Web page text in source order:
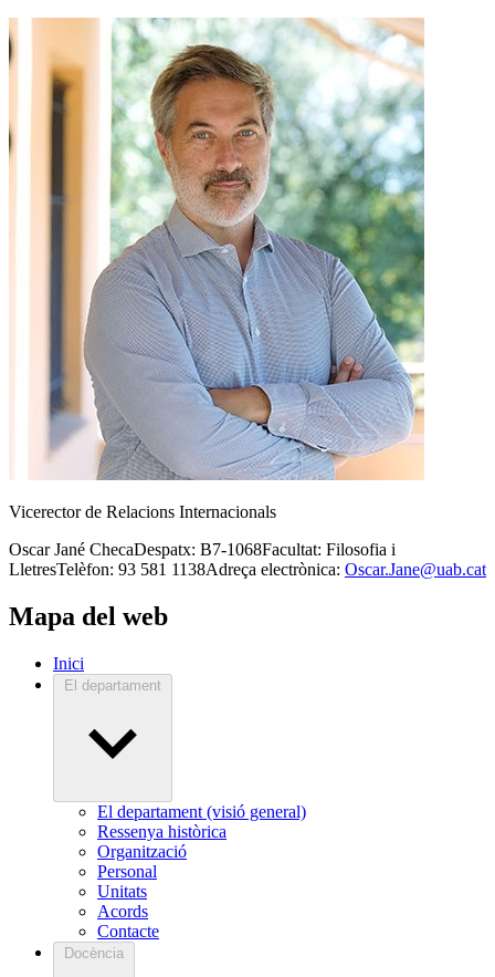
Vicerector de Relacions Internacionals
Oscar Jané ChecaDespatx: B7-1068Facultat: Filosofia i
LletresTelèfon: 93 581 1138Adreça electrònica: Oscar.Jane@uab.cat
Mapa del web
Inici
El departament
El departament (visió general)
Ressenya històrica
Organització
Personal
Unitats
Acords
Contacte
Docència